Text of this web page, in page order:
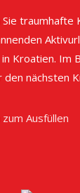
traumhafte
Kroatien. Im
nächsten